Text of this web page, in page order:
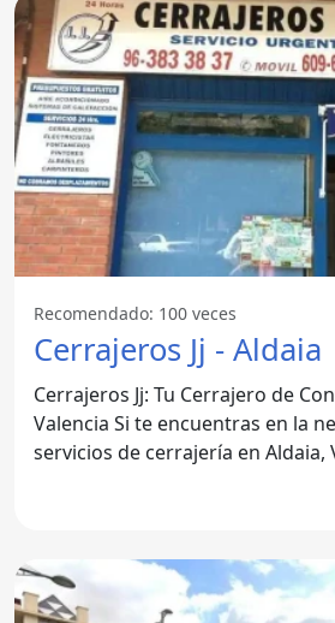
Recomendado: 100 veces
Cerrajeros Jj - Aldaia
Cerrajeros Jj: Tu Cerrajero de
Valencia Si te encuentras en la necesidad de
servicios de cerrajería en Aldaia,